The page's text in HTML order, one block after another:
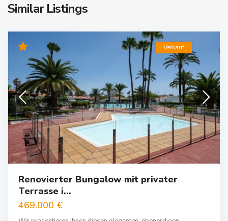
Similar Listings
Verkauf
Renovierter Bungalow mit privater
Terrasse i...
469.000 €